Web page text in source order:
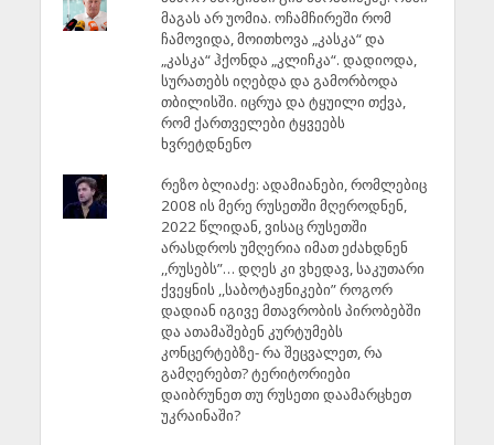
მაგას არ უომია. ოჩამჩირეში რომ
ჩამოვიდა, მოითხოვა „კასკა“ და
„კასკა“ ჰქონდა „კლიჩკა“. დადიოდა,
სურათებს იღებდა და გამორბოდა
თბილისში. იცრუა და ტყუილი თქვა,
რომ ქართველები ტყვეებს
ხვრეტდნენო
რეზო ბლიაძე: ადამიანები, რომლებიც
2008 ის მერე რუსეთში მღეროდნენ,
2022 წლიდან, ვისაც რუსეთში
არასდროს უმღერია იმათ ეძახდნენ
,,რუსებს”… დღეს კი ვხედავ, საკუთარი
ქვეყნის ,,საბოტაჟნიკები” როგორ
დადიან იგივე მთავრობის პირობებში
და ათამაშებენ კურტუმებს
კონცერტებზე- რა შეცვალეთ, რა
გამღერებთ? ტერიტორიები
დაიბრუნეთ თუ რუსეთი დაამარცხეთ
უკრაინაში?